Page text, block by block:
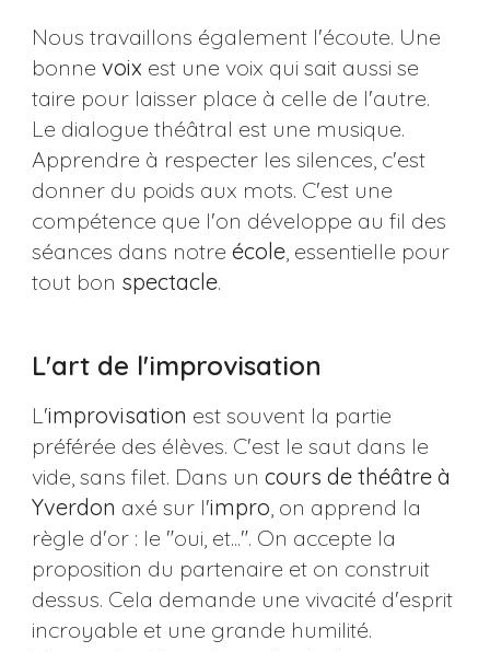
Nous travaillons également l'écoute. Une
bonne voix est une voix qui sait aussi se
taire pour laisser place à celle de l'autre.
Le dialogue théâtral est une musique.
Apprendre à respecter les silences, c'est
donner du poids aux mots. C'est une
compétence que l'on développe au fil des
séances dans notre école, essentielle pour
tout bon spectacle.
L'art de l'improvisation
L'improvisation est souvent la partie
préférée des élèves. C'est le saut dans le
vide, sans filet. Dans un cours de théâtre à
Yverdon axé sur l'impro, on apprend la
règle d'or : le "oui, et...". On accepte la
proposition du partenaire et on construit
dessus. Cela demande une vivacité d'esprit
incroyable et une grande humilité.